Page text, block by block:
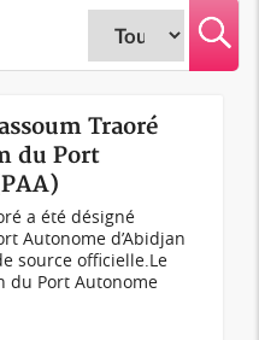
Traoré
du Port
a été désigné
Autonome d’Abidjan
source officielle.Le
du Port Autonome